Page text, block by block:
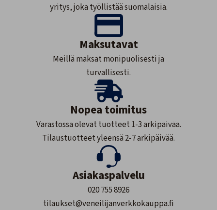
yritys, joka työllistää suomalaisia.
Maksutavat
Meillä maksat monipuolisesti ja
turvallisesti.
Nopea toimitus
Varastossa olevat tuotteet 1-3 arkipäivää.
Tilaustuotteet yleensä 2-7 arkipäivää.
Asiakaspalvelu
020 755 8926
tilaukset@veneilijanverkkokauppa.fi